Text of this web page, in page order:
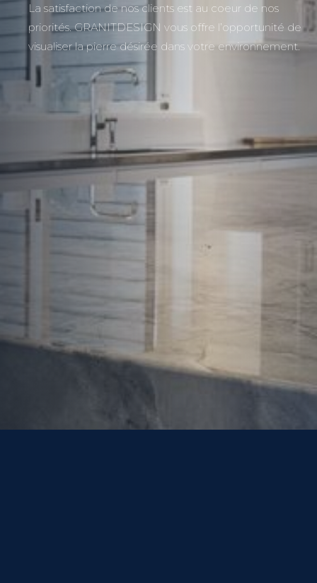
La satisfaction de nos clients est au coeur de nos
priorités. GRANITDESIGN vous offre l’opportunité de
visualiser la pierre désirée dans votre environnement.